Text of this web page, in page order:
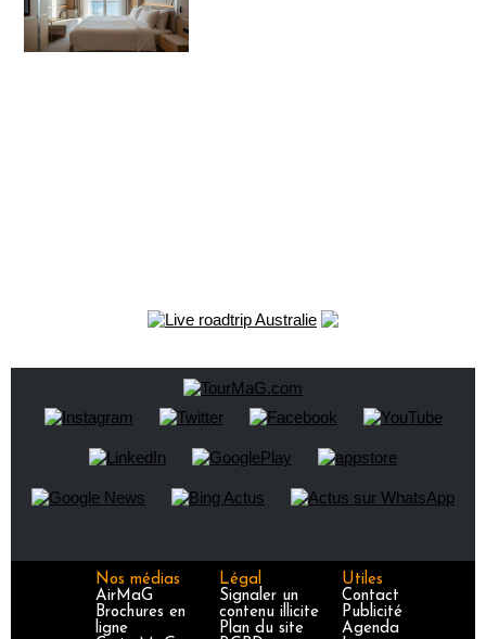
Nos médias
AirMaG
Brochures en
ligne
Légal
Signaler un
contenu illicite
Plan du site
Utiles
Contact
Publicité
Agenda